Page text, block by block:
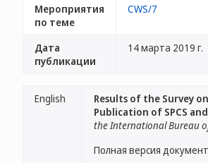
Мероприятия
по теме
CWS/7
Дата
публикации
14 марта 2019 г.
English
Results of the Survey
Publication of SPCS and
the International Bureau
Полная версия